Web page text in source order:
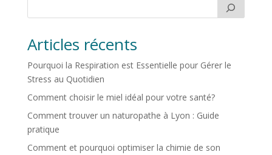
Articles récents
Pourquoi la Respiration est Essentielle pour Gérer le
Stress au Quotidien
Comment choisir le miel idéal pour votre santé?
Comment trouver un naturopathe à Lyon : Guide
pratique
Comment et pourquoi optimiser la chimie de son